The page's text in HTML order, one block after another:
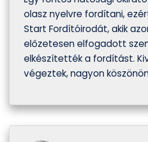
olasz nyelvre fordítani,
Start Fordítóirodát, akik
előzetesen elfogadott
elkészítették a fordítást.
végeztek, nagyon